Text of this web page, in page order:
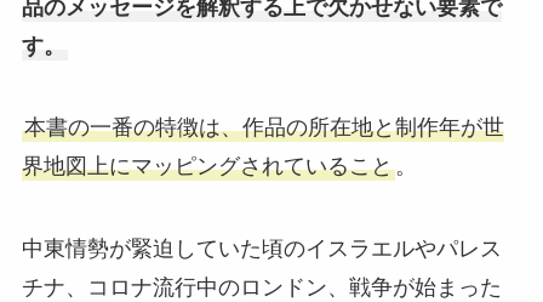
品のメッセージを解釈する上で欠かせない要素で
す。
本書の一番の特徴は、作品の所在地と制作年が世
界地図上にマッピングされていること。
中東情勢が緊迫していた頃のイスラエルやパレス
チナ、コロナ流行中のロンドン、戦争が始まった